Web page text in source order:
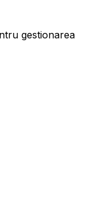
gestionarea